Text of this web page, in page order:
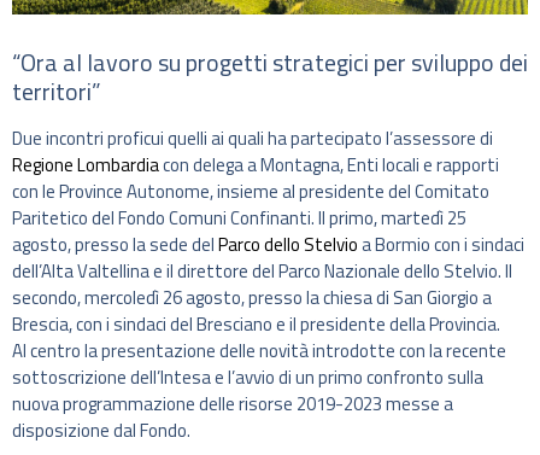
“Ora al lavoro su progetti strategici per sviluppo dei
territori”
Due incontri proficui quelli ai quali ha partecipato l’assessore di
Regione Lombardiacon delega a Montagna, Enti locali e rapporti
con le Province Autonome, insieme al presidente del Comitato
Paritetico del Fondo Comuni Confinanti. Il primo, martedì 25
agosto, presso la sede delParco dello Stelvioa Bormio con i sindaci
dell’Alta Valtellina e il direttore del Parco Nazionale dello Stelvio. Il
secondo, mercoledì 26 agosto, presso la chiesa di San Giorgio a
Brescia, con i sindaci del Bresciano e il presidente della Provincia.
Al centro la presentazione delle novità introdotte con la recente
sottoscrizione dell’Intesa e l’avvio di un primo confronto sulla
nuova programmazione delle risorse 2019-2023 messe a
disposizione dal Fondo.